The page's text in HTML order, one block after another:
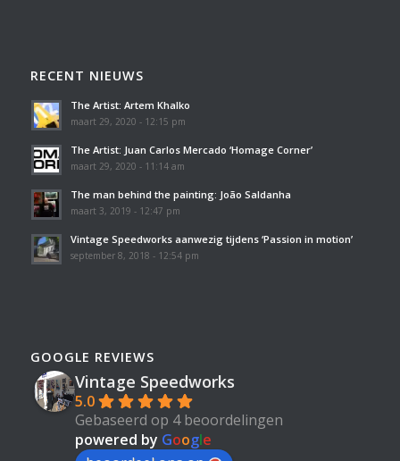
RECENT NIEUWS
The Artist: Artem Khalko
maart 29, 2020 - 12:15 pm
The Artist: Juan Carlos Mercado ‘Homage Corner’
maart 29, 2020 - 11:14 am
The man behind the painting: João Saldanha
maart 3, 2019 - 12:47 pm
Vintage Speedworks aanwezig tijdens ‘Passion in motion’
september 8, 2018 - 12:54 pm
GOOGLE REVIEWS
Vintage Speedworks
5.0
Gebaseerd op 4 beoordelingen
powered by Google